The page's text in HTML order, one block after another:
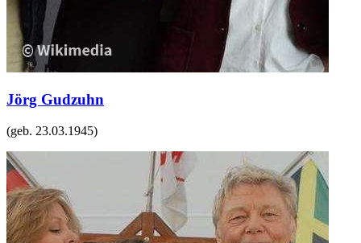
Jörg Gudzuhn
(geb. 23.03.1945)